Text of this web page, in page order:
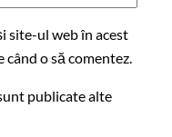
site-ul web în acest
o să comentez.
publicate alte